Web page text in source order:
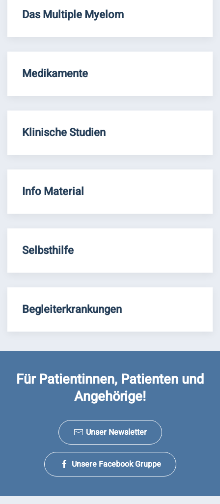
Das Multiple Myelom
Medikamente
Klinische Studien
Info Material
Selbsthilfe
Begleiterkrankungen
Für Patientinnen, Patienten und
Angehörige!
Unser Newsletter
Unsere Facebook Gruppe